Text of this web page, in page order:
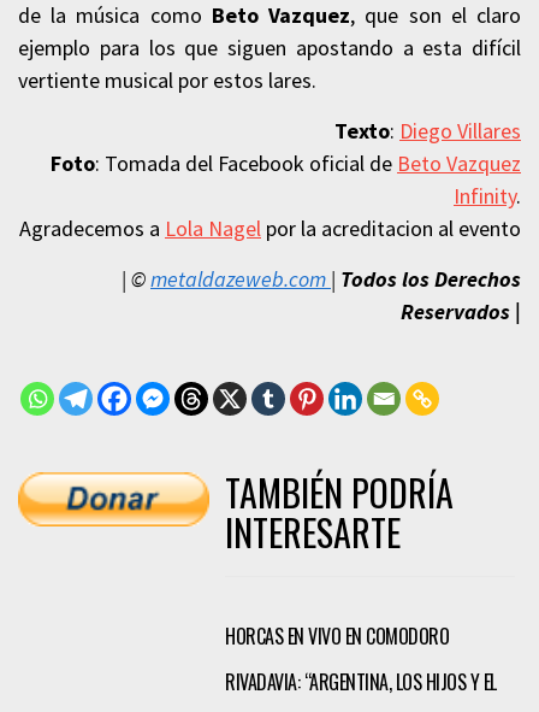
de la música como Beto Vazquez, que son el claro
ejemplo para los que siguen apostando a esta difícil
vertiente musical por estos lares.
Texto: Diego Villares
Foto: Tomada del Facebook oficial de Beto Vazquez
Infinity.
Agradecemos a Lola Nagel por la acreditacion al evento
| ©metaldazeweb.com | Todos los Derechos
Reservados |
TAMBIÉN PODRÍA
INTERESARTE
HORCAS EN VIVO EN COMODORO
RIVADAVIA: “ARGENTINA, LOS HIJOS Y EL